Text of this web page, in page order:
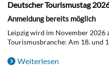
Deutscher Tourismustag
Anmeldung bereits möglich
Leipzig wird im November 2026
Tourismusbranche: Am 18. und
Weiterlesen